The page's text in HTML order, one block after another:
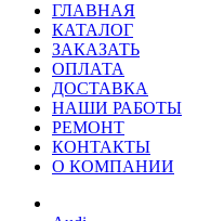
ГЛАВНАЯ
КАТАЛОГ
ЗАКАЗАТЬ
ОПЛАТА
ДОСТАВКА
НАШИ РАБОТЫ
РЕМОНТ
КОНТАКТЫ
О КОМПАНИИ